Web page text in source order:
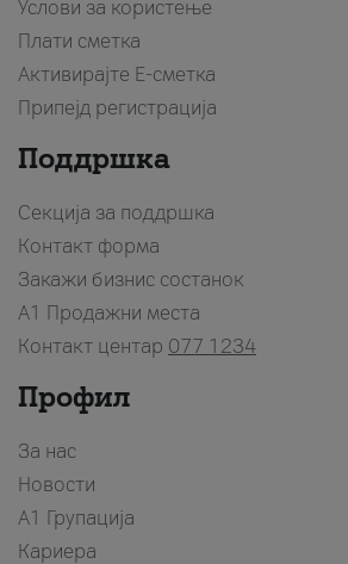
Услови за користење
Плати сметка
Активирајте Е-сметка
Припејд регистрација
Поддршка
Секција за поддршка
Контакт форма
Закажи бизнис состанок
A1 Продажни места
Контакт центар 077 1234
Профил
За нас
Новости
А1 Групација
Кариера